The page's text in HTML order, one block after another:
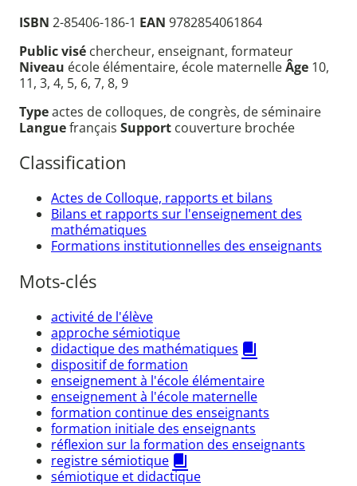
ISBN 2-85406-186-1 EAN 9782854061864
Public visé chercheur, enseignant, formateur
Niveau école élémentaire, école maternelleÂge 10,
11, 3, 4, 5, 6, 7, 8, 9
Typeactes de colloques, de congrès, de séminaire
Languefrançais Support couverture brochée
Classification
Actes de Colloque, rapports et bilans
Bilans et rapports sur l'enseignement des
mathématiques
Formations institutionnelles des enseignants
Mots-clés
activité de l'élève
approche sémiotique
didactique des mathématiques
dispositif de formation
enseignement à l'école élémentaire
enseignement à l'école maternelle
formation continue des enseignants
formation initiale des enseignants
réflexion sur la formation des enseignants
registre sémiotique
sémiotique et didactique